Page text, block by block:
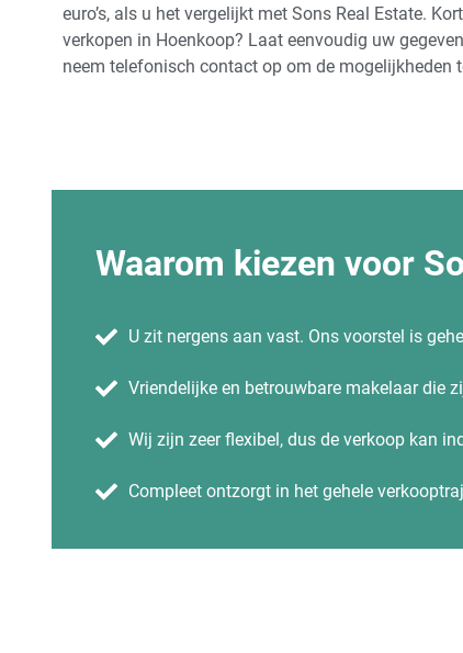
euro’s, als u het vergelijkt met Sons Real Estate.
verkopen in Hoenkoop? Laat eenvoudig uw
neem telefonisch contact op om de mogelijkheden
Waarom kiezen voor
U zit nergens aan vast. Ons voorstel is
Vriendelijke en betrouwbare makelaar die
Wij zijn zeer flexibel, dus de verkoop kan
Compleet ontzorgt in het gehele